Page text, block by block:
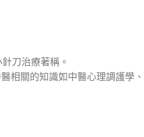
刀治療著稱。
相關的知識如中醫心理調護學